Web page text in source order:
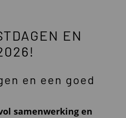
EN
en een goed
samenwerking en